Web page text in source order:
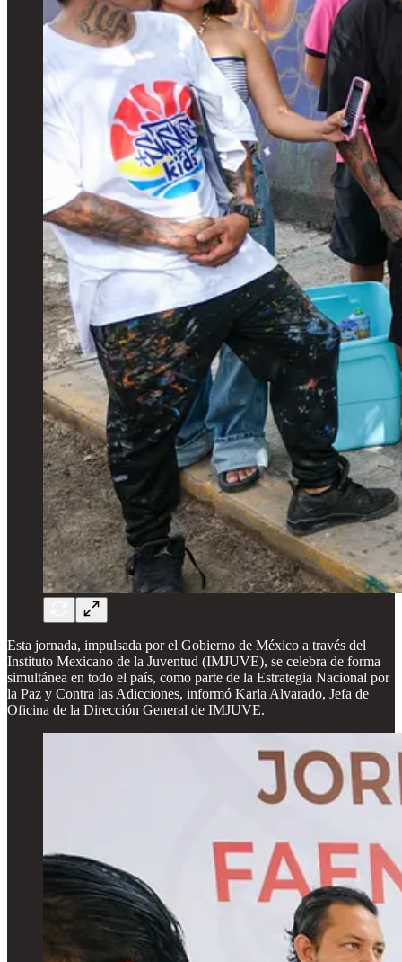
Esta jornada, impulsada por el Gobierno de México a través del
Instituto Mexicano de la Juventud (IMJUVE), se celebra de forma
simultánea en todo el país, como parte de la Estrategia Nacional por
la Paz y Contra las Adicciones, informó Karla Alvarado, Jefa de
Oficina de la Dirección General de IMJUVE.